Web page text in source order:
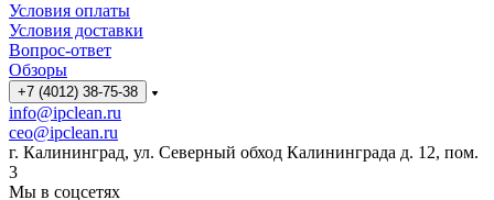
Условия оплаты
Условия доставки
Вопрос-ответ
Обзоры
+7 (4012) 38-75-38
info@ipclean.ru
ceo@ipclean.ru
г. Калининград, ул. Северный обход Калининграда д. 12, пом.
3
Мы в соцсетях